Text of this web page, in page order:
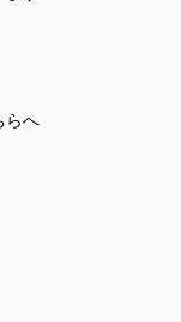
らへ